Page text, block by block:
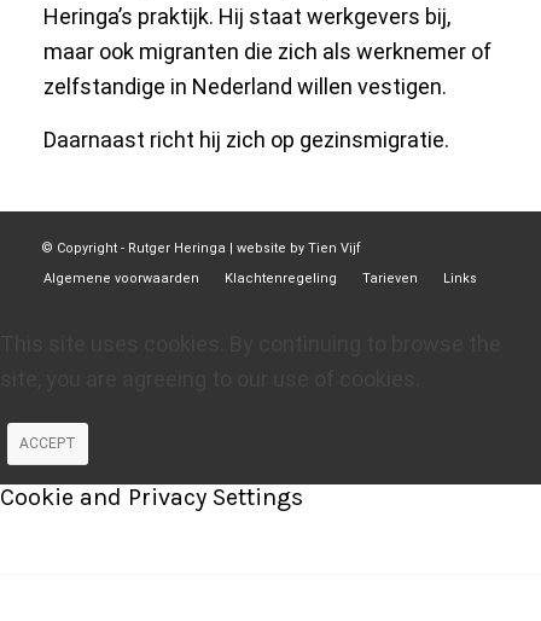
Heringa’s praktijk. Hij staat werkgevers bij,
maar ook migranten die zich als werknemer of
zelfstandige in Nederland willen vestigen.
Daarnaast richt hij zich op gezinsmigratie.
© Copyright - Rutger Heringa | website by Tien Vijf
Algemene voorwaarden
Klachtenregeling Tarieven Links
ACCEPT
Cookie and Privacy Settings